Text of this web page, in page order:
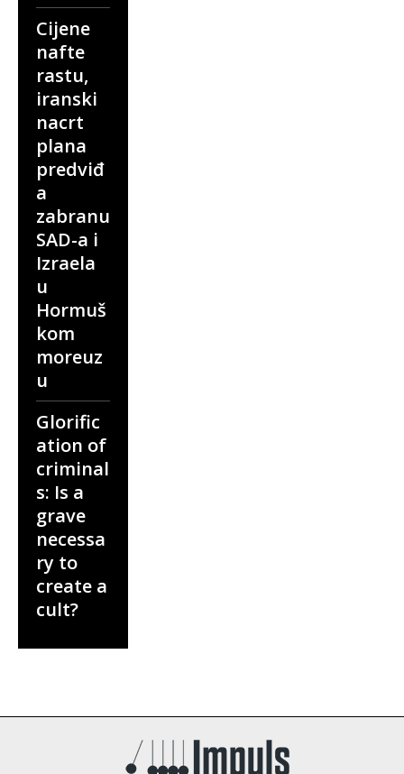
Cijene
nafte
rastu,
iranski
nacrt
plana
predviđ
a
zabranu
SAD-a i
Izraela
u
Hormuš
kom
moreuz
u
Glorific
ation of
criminal
s: Is a
grave
necessa
ry to
create a
cult?